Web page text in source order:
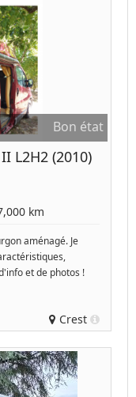
Bon état
L2H2 (2010)
km
aménagé. Je
et de photos !
Crest